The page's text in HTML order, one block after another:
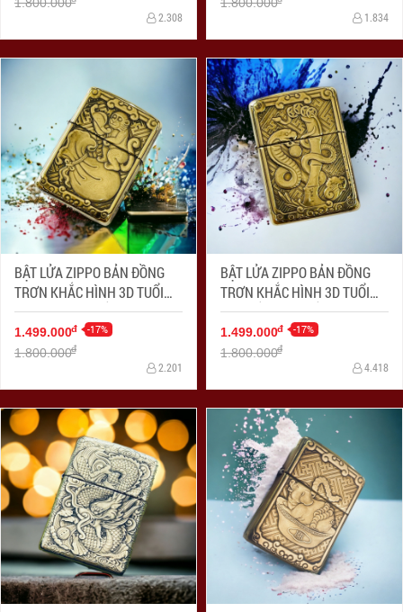
2.308 1.834
BẬT LỬA ZIPPO BẢN ĐỒNG
TRƠN KHẮC HÌNH 3D TUỔI
CON KHỈ SIÊU SẮC NÉT
1.499.000đ -17%
1.800.000đ
2.201
BẬT LỬA ZIPPO BẢN ĐỒNG
TRƠN KHẮC HÌNH 3D TUỔI
CON RẮN SIÊU SẮC NÉT
1.499.000đ -17%
1.800.000đ
4.418